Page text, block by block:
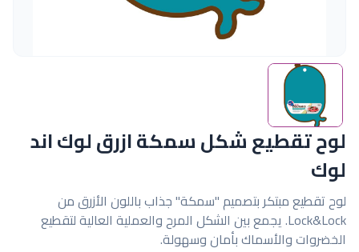
لوح تقطيع شكل سمكة ازرق لوك اند
لوك
لوح تقطيع مبتكر بتصميم "سمكة" جذاب باللون الأزرق من
Lock&Lock. يجمع بين الشكل المرح والعملية العالية لتقطيع
الخضروات والأسماك بأمان وسهولة.